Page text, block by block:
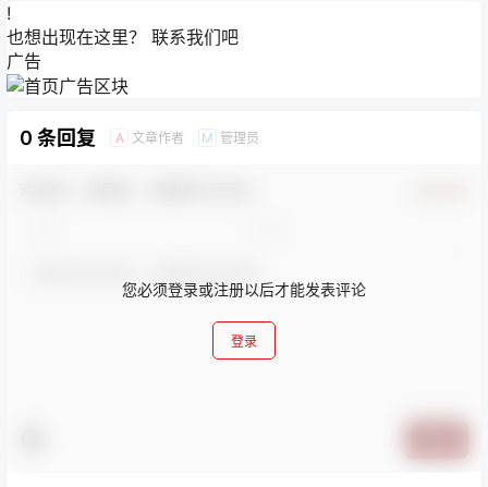
!
也想出现在这里？ 联系我们吧
广告
0 条回复 A 文章作者 M 管理员
您必须登录或注册以后才能发表评论
登录